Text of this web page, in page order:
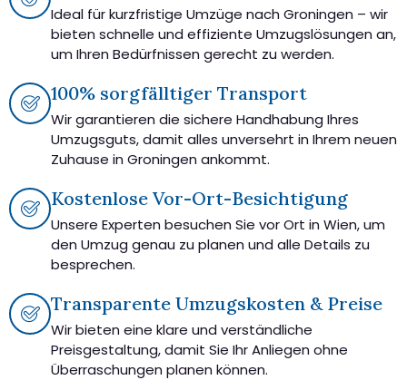
Ideal für kurzfristige Umzüge nach Groningen – wir
bieten schnelle und effiziente Umzugslösungen an,
um Ihren Bedürfnissen gerecht zu werden.
100% sorgfälltiger Transport
Wir garantieren die sichere Handhabung Ihres
Umzugsguts, damit alles unversehrt in Ihrem neuen
Zuhause in Groningen ankommt.
Kostenlose Vor-Ort-Besichtigung
Unsere Experten besuchen Sie vor Ort in Wien, um
den Umzug genau zu planen und alle Details zu
besprechen.
Transparente Umzugskosten & Preise
Wir bieten eine klare und verständliche
Preisgestaltung, damit Sie Ihr Anliegen ohne
Überraschungen planen können.